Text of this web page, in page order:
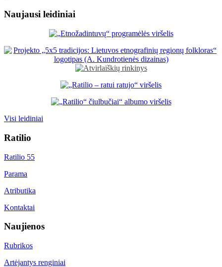
Naujausi leidiniai
Visi leidiniai
Ratilio
Ratilio 55
Parama
Atributika
Kontaktai
Naujienos
Rubrikos
Artėjantys renginiai